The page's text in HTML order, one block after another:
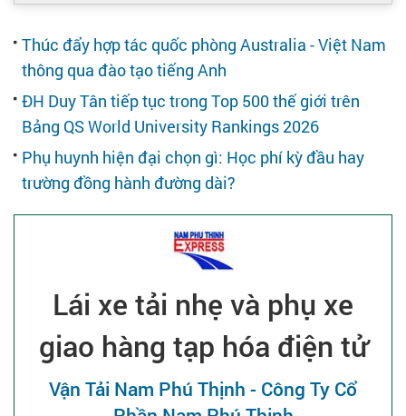
Nhà tuyển dụng
Thúc đẩy hợp tác quốc phòng Australia - Việt Nam
thông qua đào tạo tiếng Anh
ĐH Duy Tân tiếp tục trong Top 500 thế giới trên
Bảng QS World University Rankings 2026
Phụ huynh hiện đại chọn gì: Học phí kỳ đầu hay
trường đồng hành đường dài?
Lái xe tải nhẹ và phụ xe
giao hàng tạp hóa điện tử
Vận Tải Nam Phú Thịnh - Công Ty Cổ